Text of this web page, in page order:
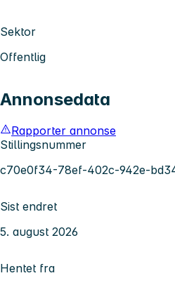
Sektor
Offentlig
Annonsedata
Rapporter annonse
Stillingsnummer
c70e0f34-78ef-402c-942e-
Sist endret
5. august 2026
Hentet fra